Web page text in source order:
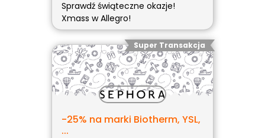
Sprawdź świąteczne okazje!
Xmass w Allegro!
Super Transakcja
-25% na marki Biotherm, YSL,
...